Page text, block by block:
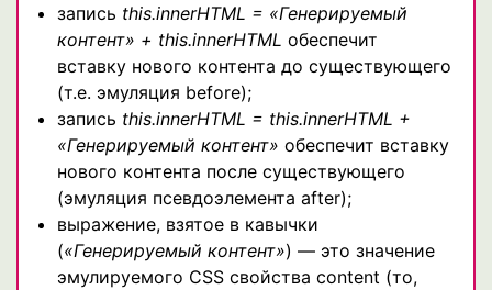
запись this.innerHTML = «Генерируемый
контент» + this.innerHTML обеспечит
вставку нового контента до существующего
(т.е. эмуляция before);
запись this.innerHTML = this.innerHTML +
«Генерируемый контент» обеспечит вставку
нового контента после существующего
(эмуляция псевдоэлемента after);
выражение, взятое в кавычки
(«Генерируемый контент») — это значение
эмулируемого CSS свойства content (то,